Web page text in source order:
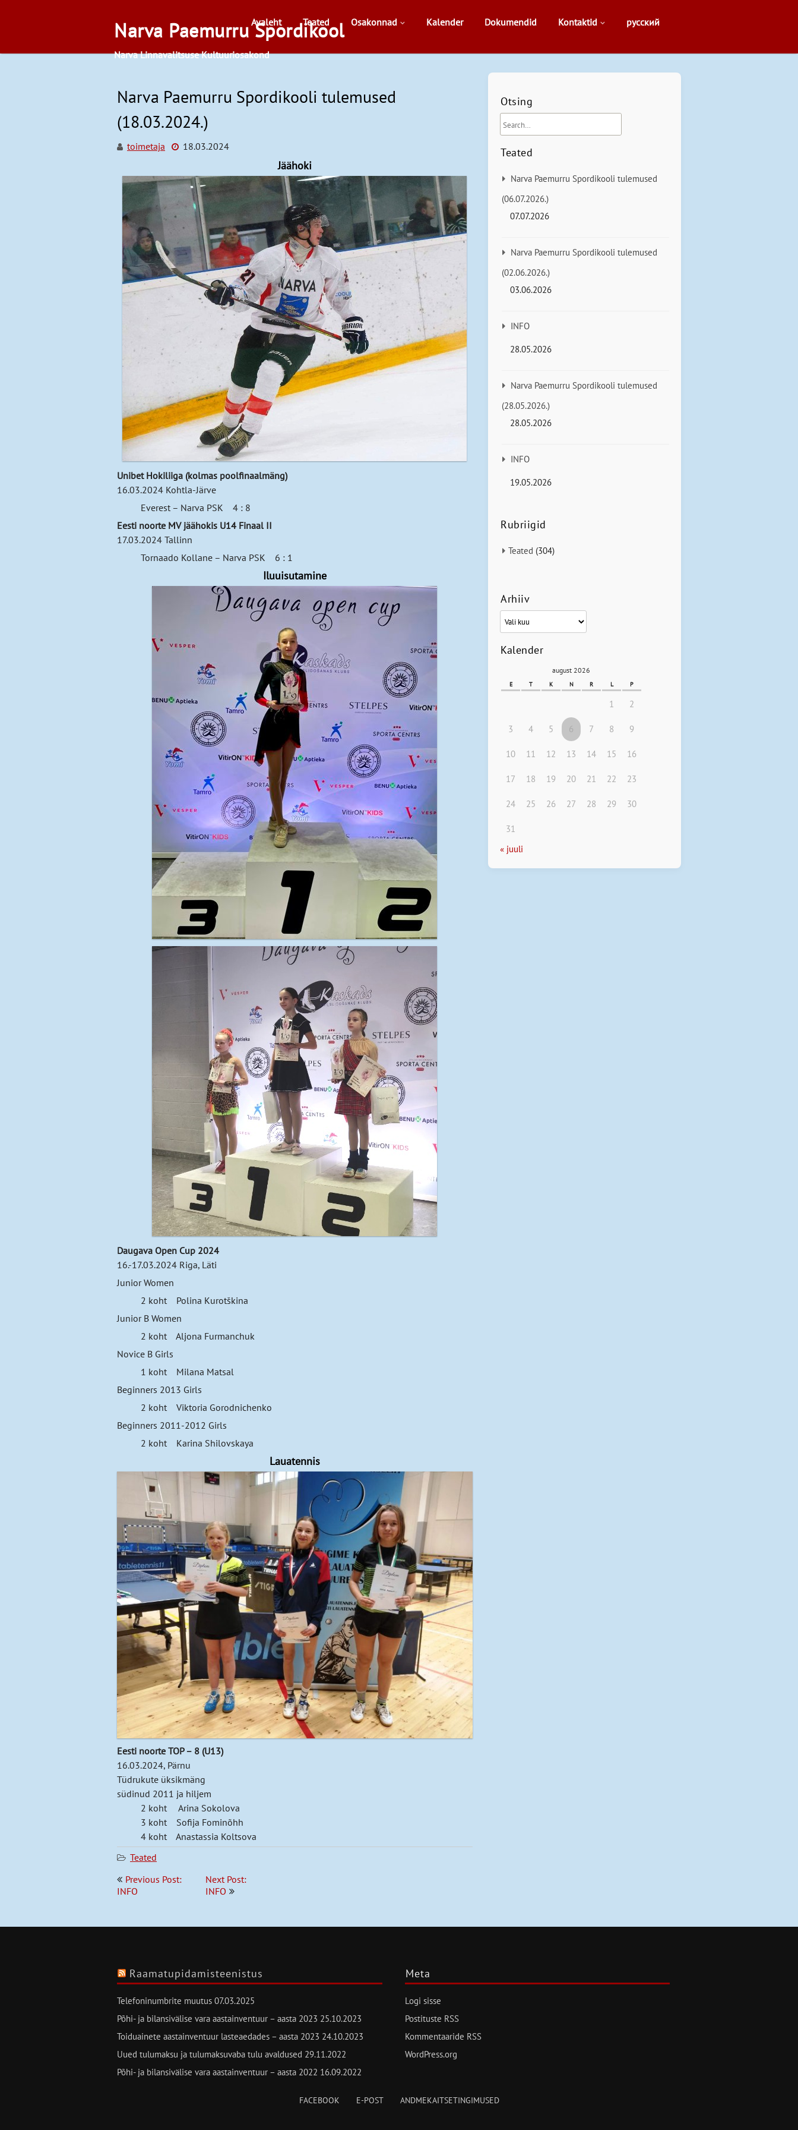
Narva Paemurru Spordikool
Narva Linnavalitsuse Kultuuriosakond
Avaleht Teated Osakonnad Kalender Dokumendid Kontaktid русский
Narva Paemurru Spordikooli tulemused
(18.03.2024.)
toimetaja 18.03.2024
Jäähoki
Unibet Hokiliiga (kolmas poolfinaalmäng)
16.03.2024 Kohtla-Järve
Everest – Narva PSK 4 : 8
Eesti noorte MV jäähokis U14 Finaal II
17.03.2024 Tallinn
Tornaado Kollane – Narva PSK 6 : 1
Iluuisutamine
Daugava Open Cup 2024
16.-17.03.2024 Riga, Läti
Junior Women
2 koht Polina Kurotškina
Junior B Women
2 koht Aljona Furmanchuk
Novice B Girls
1 koht Milana Matsal
Beginners 2013 Girls
2 koht Viktoria Gorodnichenko
Beginners 2011-2012 Girls
2 koht Karina Shilovskaya
Lauatennis
Eesti noorte TOP – 8 (U13)
16.03.2024, Pärnu
Tüdrukute üksikmäng
südinud 2011 ja hiljem
2 koht Arina Sokolova
3 koht Sofija Fominõhh
4 koht Anastassia Koltsova
Teated
Navigeerimine
Previous Post:
INFO
Next Post:
INFO
Otsing
Teated
Narva Paemurru Spordikooli tulemused
(06.07.2026.)
07.07.2026
Narva Paemurru Spordikooli tulemused
(02.06.2026.)
03.06.2026
INFO
28.05.2026
Narva Paemurru Spordikooli tulemused
(28.05.2026.)
28.05.2026
INFO
19.05.2026
Rubriigid
Teated (304)
Arhiiv
Arhiiv
Kalender
august 2026
E T K N R L P
1 2
3 4 5 6 7 8 9
10 11 12 13 14 15 16
17 18 19 20 21 22 23
24 25 26 27 28 29 30
31
« juuli
Raamatupidamisteenistus
Telefoninumbrite muutus 07.03.2025
Põhi- ja bilansivälise vara aastainventuur – aasta 2023 25.10.2023
Toiduainete aastainventuur lasteaedades – aasta 2023 24.10.2023
Uued tulumaksu ja tulumaksuvaba tulu avaldused 29.11.2022
Põhi- ja bilansivälise vara aastainventuur – aasta 2022 16.09.2022
Meta
Logi sisse
Postituste RSS
Kommentaaride RSS
WordPress.org
FACEBOOK E-POST ANDMEKAITSETINGIMUSED